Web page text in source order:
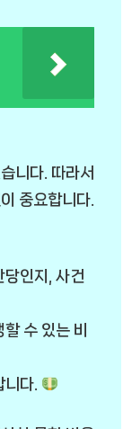
니다. 따라서
중요합니다.
당인지, 사건
수 있는 비
다.